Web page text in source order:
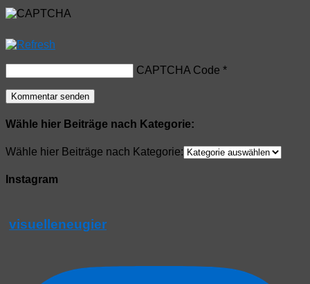
CAPTCHA Code *
Wähle hier Beiträge nach Kategorie:
Wähle hier Beiträge nach Kategorie:
Instagram
visuelleneugier